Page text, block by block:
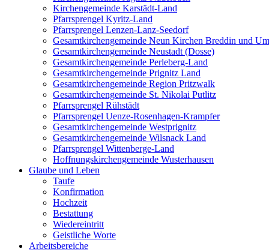
Kirchengemeinde Karstädt-Land
Pfarrsprengel Kyritz-Land
Pfarrsprengel Lenzen-Lanz-Seedorf
Gesamtkirchengemeinde Neun Kirchen Breddin und
Gesamtkirchengemeinde Neustadt (Dosse)
Gesamtkirchengemeinde Perleberg-Land
Gesamtkirchengemeinde Prignitz Land
Gesamtkirchengemeinde Region Pritzwalk
Gesamtkirchengemeinde St. Nikolai Putlitz
Pfarrsprengel Rühstädt
Pfarrsprengel Uenze-Rosenhagen-Krampfer
Gesamtkirchengemeinde Westprignitz
Gesamtkirchengemeinde Wilsnack Land
Pfarrsprengel Wittenberge-Land
Hoffnungskirchengemeinde Wusterhausen
Glaube und Leben
Taufe
Konfirmation
Hochzeit
Bestattung
Wiedereintritt
Geistliche Worte
Arbeitsbereiche